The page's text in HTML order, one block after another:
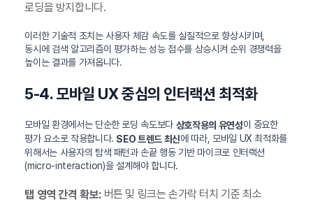
로딩을 방지합니다.
이러한 기술적 조치는 사용자 체감 속도를 실질적으로 향상시키며,
동시에 검색 알고리즘이 평가하는 성능 점수를 상승시켜 순위 경쟁력을
높이는 결과를 가져옵니다.
5-4. 모바일 UX 중심의 인터랙션 최적화
모바일 환경에서는 단순한 로딩 속도보다 상호작용의 유연성이 중요한
평가 요소로 작용합니다. SEO 트렌드 최신에 따라, 모바일 UX 최적화를
위해서는 사용자의 탐색 패턴과 손끝 행동 기반 마이크로 인터랙션
(micro-interaction)을 설계해야 합니다.
탭 영역 간격 확보:버튼 및 링크는 손가락 터치 기준 최소